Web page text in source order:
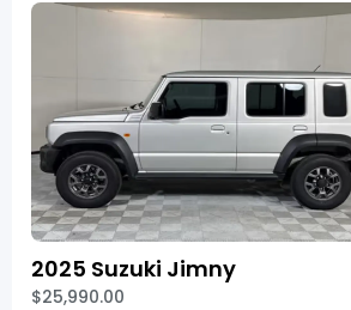
2025 Suzuki Jimny
$25,990.00